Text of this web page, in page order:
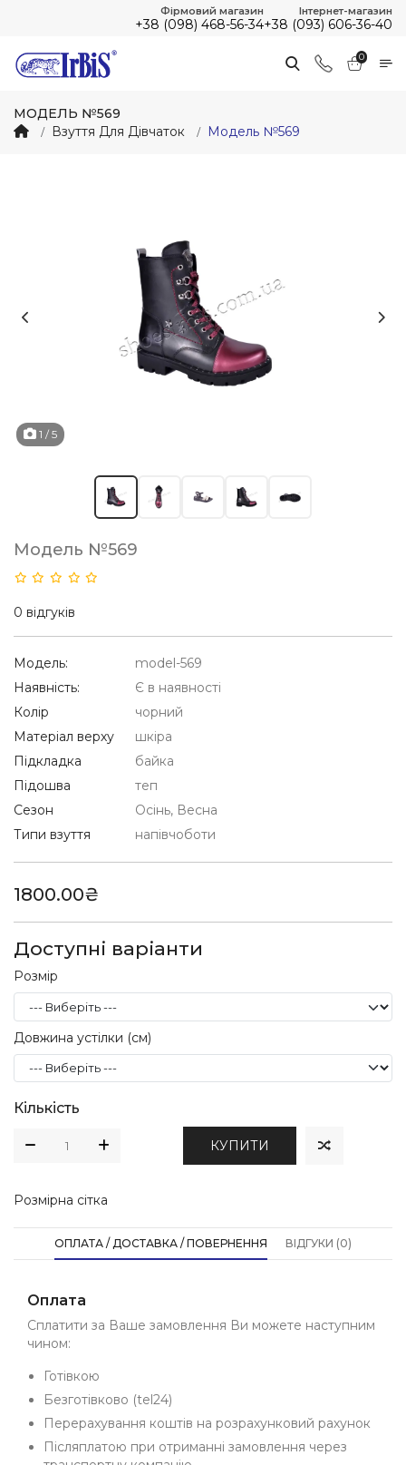
Фірмовий магазин
+38 (098) 468-56-34
Інтернет-магазин
+38 (093) 606-36-40
0
МОДЕЛЬ №569
Взуття Для Дівчаток
Модель №569
1 / 5
Модель №569
0 відгуків
Модель:
model-569
Наявність:
Є в наявності
Колір
чорний
Матеріал верху
шкіра
Підкладка
байка
Підошва
теп
Сезон
Осінь, Весна
Типи взуття
напівчоботи
1800.00₴
Доступні варіанти
Розмір
Довжина устілки (см)
Кількість
КУПИТИ
Розмірна сітка
ОПЛАТА / ДОСТАВКА / ПОВЕРНЕННЯ ВІДГУКИ (0)
Оплата
Сплатити за Ваше замовлення Ви можете наступним
чином:
Готівкою
Безготівково (tel24)
Перерахування коштів на розрахунковий рахунок
Післяплатою при отриманні замовлення через